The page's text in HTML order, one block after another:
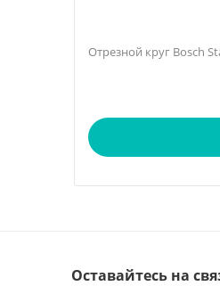
Отрезной круг Bosch
Оставайтесь на